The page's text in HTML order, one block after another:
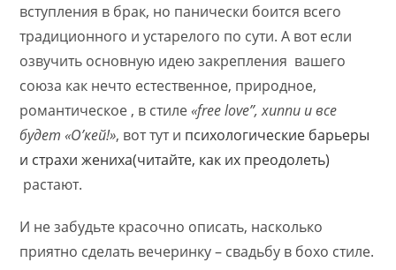
вступления в брак, но панически боится всего
традиционного и устарелого по сути. А вот если
озвучить основную идею закрепления вашего
союза как нечто естественное, природное,
романтическое , в стиле«free love”, хиппи и все
будет «О’кей!», вот тут и психологические барьеры
и страхи жениха(читайте, как их преодолеть)
растают.
И не забудьте красочно описать, насколько
приятно сделать вечеринку – свадьбу в бохо стиле.